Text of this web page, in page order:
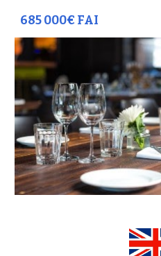
685 000€ FAI